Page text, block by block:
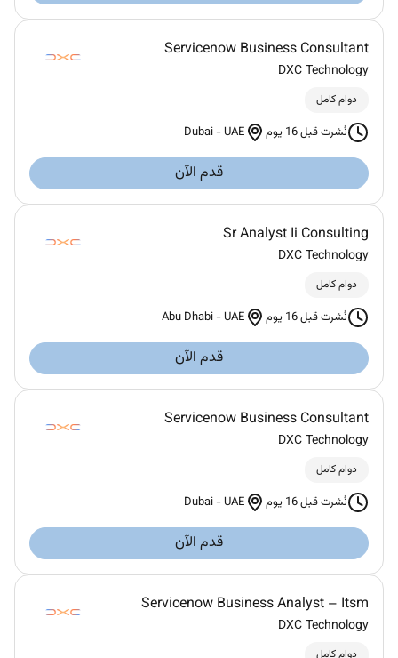
Servicenow Business Consultant
DXC Technology
دوام كامل
نُشرت قبل 16 يوم Dubai -UAE
قدم الآن
Sr Analyst Ii Consulting
DXC Technology
دوام كامل
نُشرت قبل 16 يوم Abu Dhabi -UAE
قدم الآن
Servicenow Business Consultant
DXC Technology
دوام كامل
نُشرت قبل 16 يوم Dubai -UAE
قدم الآن
Servicenow Business Analyst – Itsm
DXC Technology
دوام كامل